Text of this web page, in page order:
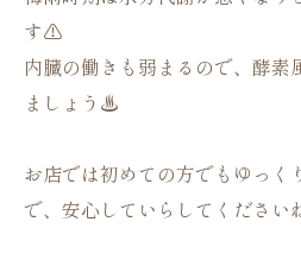
す⚠️
内臓の働きも弱まるので、酵素
ましょう♨️
お店では初めての方でもゆっく
で、安心していらしてください